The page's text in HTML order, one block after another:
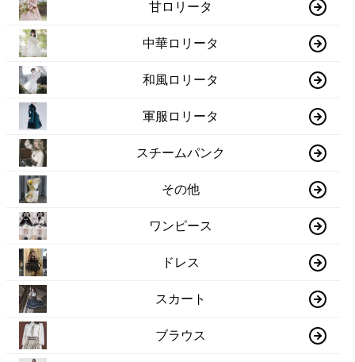
甘ロリータ
中華ロリータ
和風ロリータ
軍服ロリータ
スチームパンク
その他
ワンピース
ドレス
スカート
ブラウス